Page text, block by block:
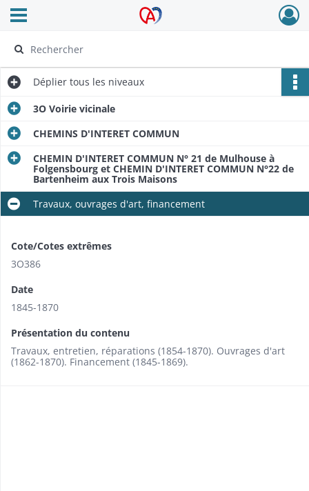
Archives Alsace - Colmar
Ouvrir le menu déroulant
Déplier tous les niveaux
3O Voirie vicinale
CHEMINS D'INTERET COMMUN
CHEMIN D'INTERET COMMUN N° 21 de Mulhouse à
Folgensbourg et CHEMIN D'INTERET COMMUN N°22 de
Bartenheim aux Trois Maisons
Travaux, ouvrages d'art, financement
Cote/Cotes extrêmes
3O386
Date
1845-1870
Présentation du contenu
Travaux, entretien, réparations (1854-1870). Ouvrages d'art
(1862-1870). Financement (1845-1869).